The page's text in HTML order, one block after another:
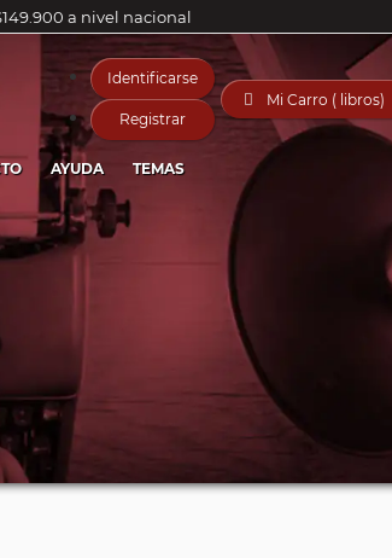
a nivel nacional
Identificarse
Registrar
 Mi Carro ( libros)
AYUDA TEMAS